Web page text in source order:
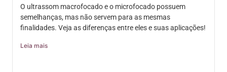
O ultrassom macrofocado e o microfocado possuem
semelhanças, mas não servem para as mesmas
finalidades. Veja as diferenças entre eles e suas aplicações!
Leia mais